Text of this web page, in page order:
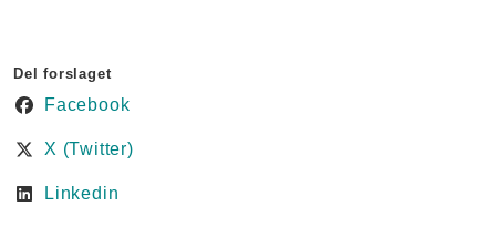
Del forslaget
Facebook
X (Twitter)
Linkedin